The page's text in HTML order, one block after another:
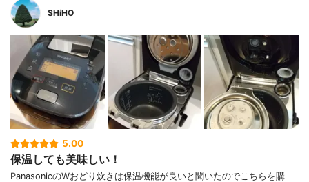
SHiHO
5.00
保温しても美味しい！
PanasonicのWおどり炊きは保温機能が良いと聞いたのでこちらを購